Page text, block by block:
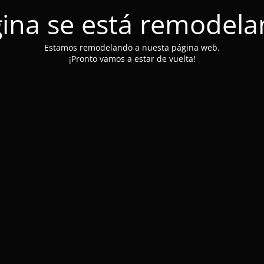
se está
Estamos remodelando a nuesta página web.
¡Pronto vamos a estar de vuelta!